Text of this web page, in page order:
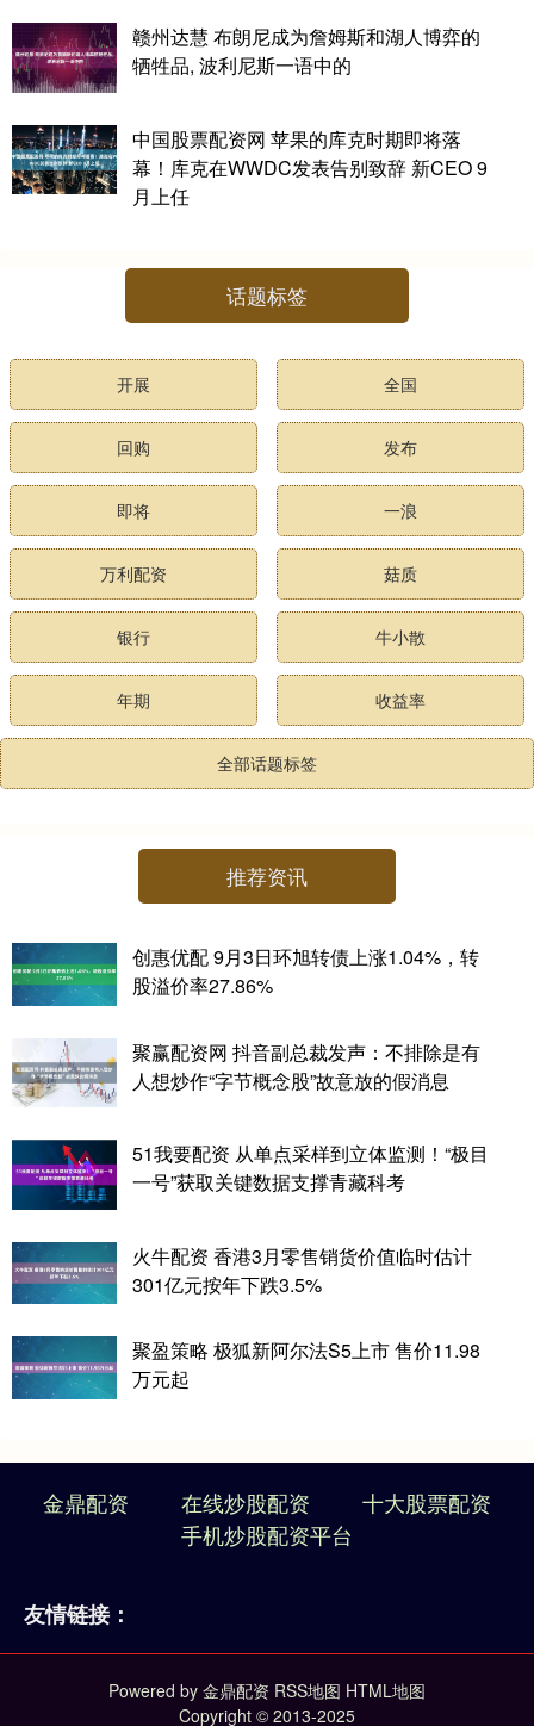
赣州达慧 布朗尼成为詹姆斯和湖人博弈的
牺牲品, 波利尼斯一语中的
中国股票配资网 苹果的库克时期即将落
幕！库克在WWDC发表告别致辞 新CEO 9
月上任
话题标签
开展 全国
回购 发布
即将 一浪
万利配资 菇质
银行 牛小散
年期 收益率
全部话题标签
推荐资讯
创惠优配 9月3日环旭转债上涨1.04%，转
股溢价率27.86%
聚赢配资网 抖音副总裁发声：不排除是有
人想炒作“字节概念股”故意放的假消息
51我要配资 从单点采样到立体监测！“极目
一号”获取关键数据支撑青藏科考
火牛配资 香港3月零售销货价值临时估计
301亿元按年下跌3.5%
聚盈策略 极狐新阿尔法S5上市 售价11.98
万元起
金鼎配资 在线炒股配资
十大股票配资
手机炒股配资平台
友情链接：
Powered by 金鼎配资 RSS地图 HTML地图
Copyright © 2013-2025